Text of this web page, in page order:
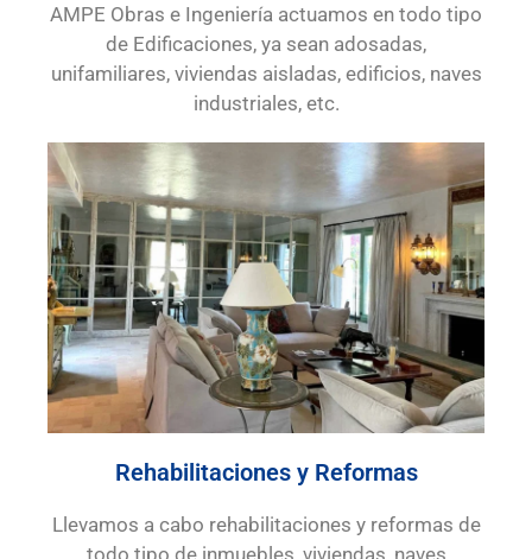
AMPE Obras e Ingeniería actuamos en todo tipo
de Edificaciones, ya sean adosadas,
unifamiliares, viviendas aisladas, edificios, naves
industriales, etc.
Rehabilitaciones y Reformas
Llevamos a cabo rehabilitaciones y reformas de
todo tipo de inmuebles, viviendas, naves